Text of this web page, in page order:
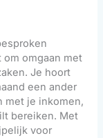
omgaan met
Je hoort
een ander
met je inkomen,
bereiken. Met
voor